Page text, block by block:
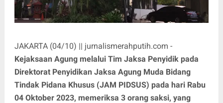
JAKARTA (04/10) || jurnalismerahputih.com -
Kejaksaan Agung melalui Tim Jaksa Penyidik pada
Direktorat Penyidikan Jaksa Agung Muda Bidang
Tindak Pidana Khusus (JAM PIDSUS) pada hari Rabu
04 Oktober 2023, memeriksa 3 orang saksi, yang